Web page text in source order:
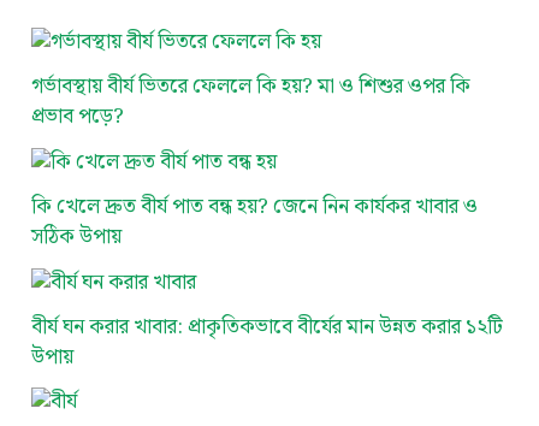
গর্ভাবস্থায় বীর্য ভিতরে ফেললে কি হয়? মা ও শিশুর ওপর কি
প্রভাব পড়ে?
কি খেলে দ্রুত বীর্য পাত বন্ধ হয়? জেনে নিন কার্যকর খাবার ও
সঠিক উপায়
বীর্য ঘন করার খাবার: প্রাকৃতিকভাবে বীর্যের মান উন্নত করার ১২টি
উপায়